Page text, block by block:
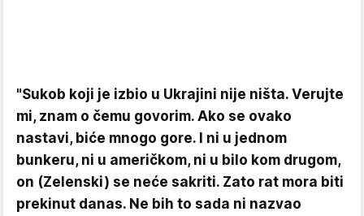
"Sukob koji je izbio u Ukrajini nije ništa. Verujte
mi, znam o čemu govorim. Ako se ovako
nastavi, biće mnogo gore. I ni u jednom
bunkeru, ni u američkom, ni u bilo kom drugom,
on (Zelenski) se neće sakriti. Zato rat mora biti
prekinut danas. Ne bih to sada ni nazvao